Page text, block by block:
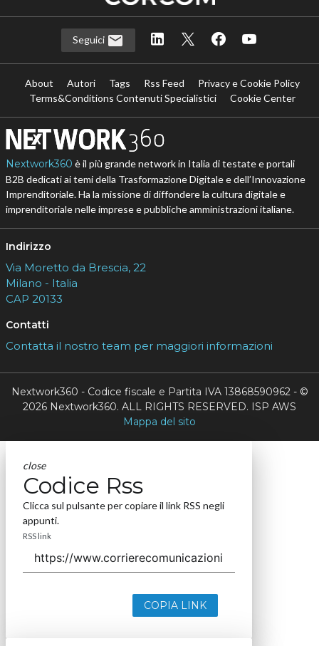
Seguici
About Autori Tags Rss Feed
Privacy e Cookie Policy
Terms&Conditions Contenuti Specialistici
Cookie Center
Nextwork360 è il più grande network in Italia di testate e portali
B2B dedicati ai temi della Trasformazione Digitale e dell’Innovazione
Imprenditoriale. Ha la missione di diffondere la cultura digitale e
imprenditoriale nelle imprese e pubbliche amministrazioni italiane.
Indirizzo
Via Moretto da Brescia, 22
Milano - Italia
CAP 20133
Contatti
Contatta il nostro team per maggiori informazioni
Nextwork360 - Codice fiscale e Partita IVA 13868590962 - ©
2026 Nextwork360. ALL RIGHTS RESERVED. ISP AWS
Mappa del sito
close
Codice Rss
Clicca sul pulsante per copiare il link RSS negli
appunti.
RSS link
COPIA LINK